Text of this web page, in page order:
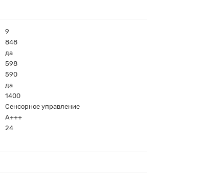
9
848
да
598
590
да
1400
Сенсорное управление
A+++
24